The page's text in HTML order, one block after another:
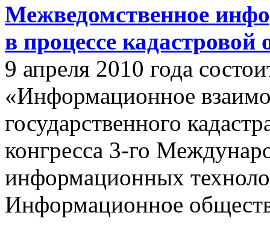
Межведомственное
в процессе
9 апреля 2010 года
«Информационное
государственного
конгресса 3-го
информационных
Информационное